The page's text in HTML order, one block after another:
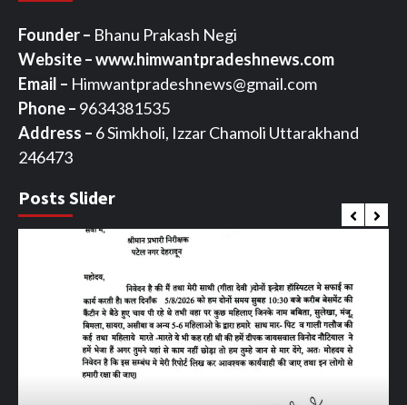
Founder – Bhanu Prakash Negi
Website – www.himwantpradeshnews.com
Email – Himwantpradeshnews@gmail.com
Phone – 9634381535
Address – 6 Simkholi, Izzar Chamoli Uttarakhand
246473
Posts Slider